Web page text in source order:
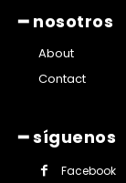
━ nosotros
About
Contact
━ síguenos
Facebook